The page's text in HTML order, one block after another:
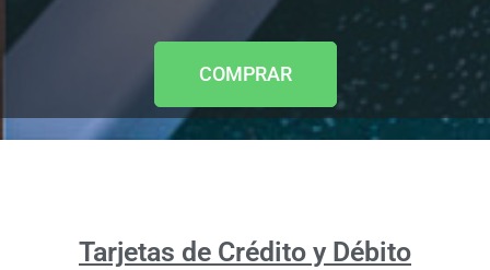
COMPRAR
Tarjetas de Crédito y Débito